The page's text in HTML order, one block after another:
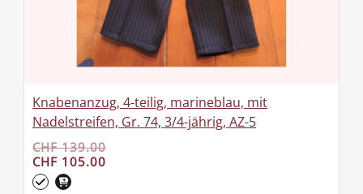
Knabenanzug, 4-teilig, marineblau, mit
Nadelstreifen, Gr. 74, 3/4-jährig, AZ-5
CHF 139.00
CHF 105.00